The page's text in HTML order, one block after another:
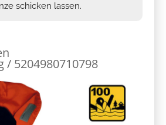
schicken lassen.
/ 5204980710798